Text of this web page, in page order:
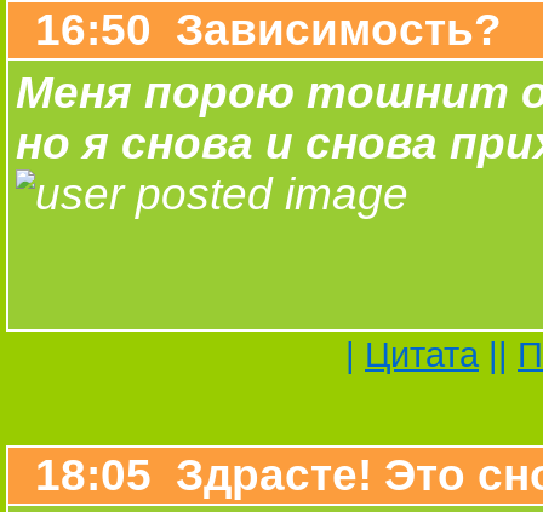
16:50 Зависимость?
Меня порою тошнит
но я снова и снова
| Цитата ||
18:05 Здрасте! Это